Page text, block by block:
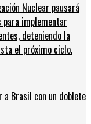
Nuclear pausará
para implementar
deteniendo la
el próximo ciclo.
Brasil con un doblete